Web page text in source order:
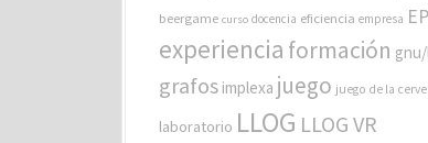
s
beergame curso docencia eficiencia empresa
experiencia formación
grafos implexa juego juego de la
laboratorio LLOG LLOG VR